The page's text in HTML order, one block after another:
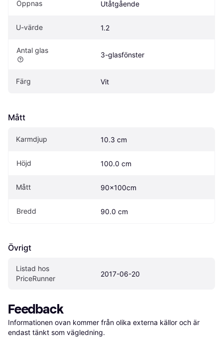
Öppnas Utåtgående
U-värde 1.2
Antal glas
3-glasfönster
Färg Vit
Mått
Karmdjup 10.3 cm
Höjd 100.0 cm
Mått 90x100cm
Bredd 90.0 cm
Övrigt
Listad hos
PriceRunner
2017-06-20
Feedback
Informationen ovan kommer från olika externa källor och är
endast tänkt som vägledning.